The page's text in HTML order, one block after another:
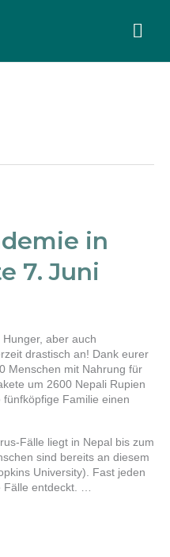
in
7. Juni
aber auch
drastisch an! Dank eurer
Menschen mit Nahrung für
um 2600 Nepali Rupien
Familie einen
Fälle liegt in Nepal bis zum
sind bereits an diesem
University). Fast jeden
Fälle entdeckt. …